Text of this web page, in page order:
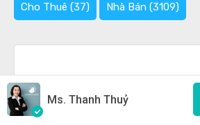
Cho Thuê (37) Nhà Bán (3109)
Ms. Thanh Thuỷ